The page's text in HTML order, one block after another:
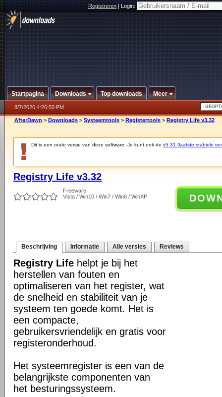
Registreren|Login:
Startpagina Downloads Top downloads Meer
8/7/2026 4:26:50 PM
AfterDawn > Downloads > Systeemtools > Registertools > Registry Life v3.32
Dit is een oude versie van deze software. Je kunt ook de v5.31 (laatste stabiele
Registry Life v3.32
Freeware
Vista / Win10 / Win7 / Win8 / WinXP
Beschrijving Informatie Alle versies Reviews
Registry Life helpt je bij het
herstellen van fouten en
optimaliseren van het register, wat
de snelheid en stabiliteit van je
systeem ten goede komt. Het is
een compacte,
gebruikersvriendelijk en gratis voor
registeronderhoud.
Het systeemregister is een van de
belangrijkste componenten van
het besturingssysteem.